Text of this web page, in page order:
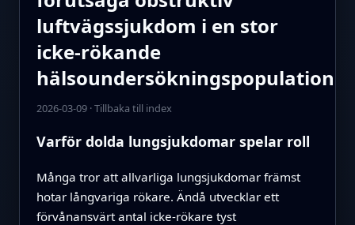
luftvägssjukdom i en stor
icke-rökande
hälsoundersökningspopulation
2026-03-09·Tillbaka till index
Varför dolda lungsjukdomar spelar roll
Många tror att allvarliga lungsjukdomar främst
hotar långvariga rökare. Ändå utvecklar ett
förvånansvärt antal icke-rökare tyst